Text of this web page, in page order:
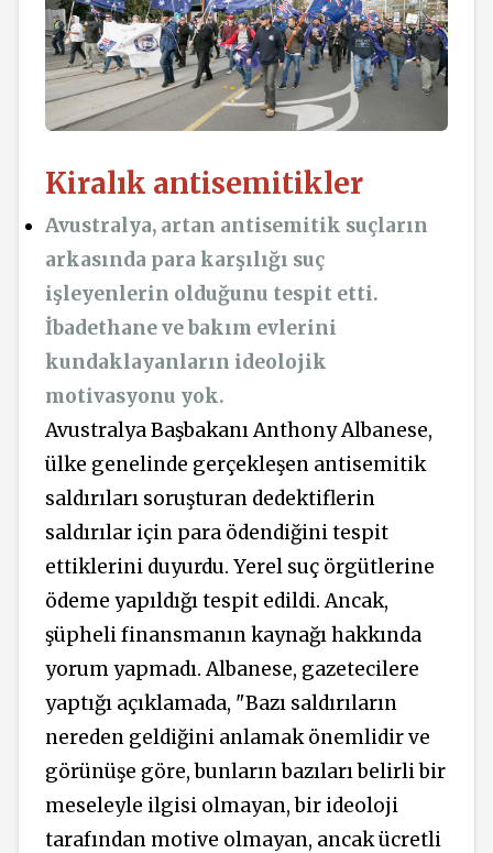
Kiralık antisemitikler
Avustralya, artan antisemitik suçların
arkasında para karşılığı suç
işleyenlerin olduğunu tespit etti.
İbadethane ve bakım evlerini
kundaklayanların ideolojik
motivasyonu yok.
Avustralya Başbakanı Anthony Albanese,
ülke genelinde gerçekleşen antisemitik
saldırıları soruşturan dedektiflerin
saldırılar için para ödendiğini tespit
ettiklerini duyurdu. Yerel suç örgütlerine
ödeme yapıldığı tespit edildi. Ancak,
şüpheli finansmanın kaynağı hakkında
yorum yapmadı. Albanese, gazetecilere
yaptığı açıklamada, "Bazı saldırıların
nereden geldiğini anlamak önemlidir ve
görünüşe göre, bunların bazıları belirli bir
meseleyle ilgisi olmayan, bir ideoloji
tarafından motive olmayan, ancak ücretli